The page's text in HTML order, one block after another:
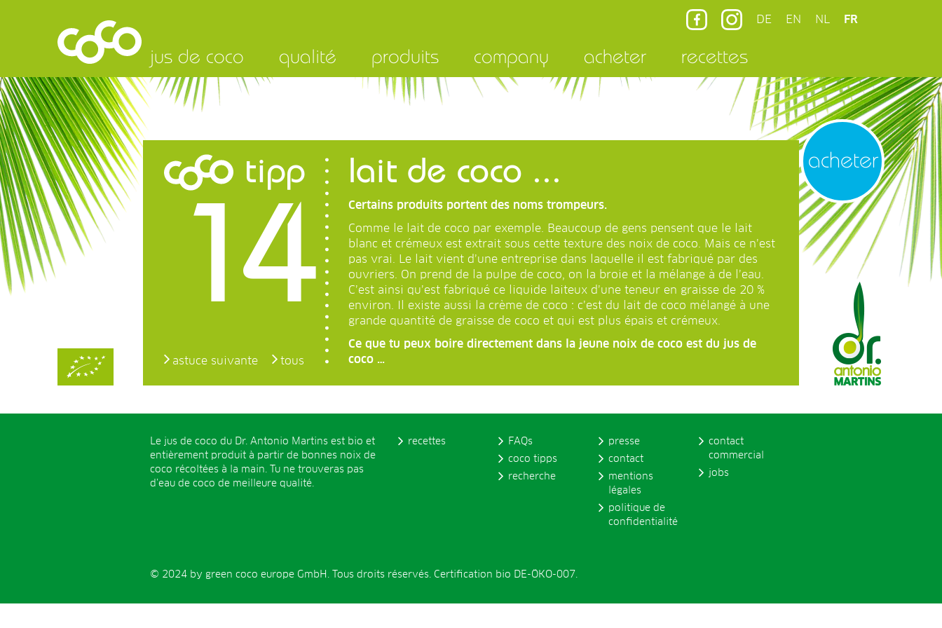
DE EN NL FR
jus de coco qualité produits company acheter recettes
acheter
tipp
14 lait de coco ...
Certains produits portent des noms trompeurs.
Comme le lait de coco par exemple. Beaucoup de gens pensent que le lait
blanc et crémeux est extrait sous cette texture des noix de coco. Mais ce n’est
pas vrai. Le lait vient d’une entreprise dans laquelle il est fabriqué par des
ouvriers. On prend de la pulpe de coco, on la broie et la mélange à de l’eau.
C’est ainsi qu’est fabriqué ce liquide laiteux d’une teneur en graisse de 20 %
environ. Il existe aussi la crème de coco : c’est du lait de coco mélangé à une
grande quantité de graisse de coco et qui est plus épais et crémeux.
Ce que tu peux boire directement dans la jeune noix de coco est du jus de
coco …
astuce suivante tous
Le jus de coco du Dr. Antonio Martins est bio et
entièrement produit à partir de bonnes noix de
coco récoltées à la main. Tu ne trouveras pas
d’eau de coco de meilleure qualité.
recettes
FAQs
coco tipps
recherche
presse
contact
mentions
légales
politique de
confidentialité
contact
commercial
jobs
© 2024 by green coco europe GmbH. Tous droits réservés. Certification bio DE-ÖKO-007.